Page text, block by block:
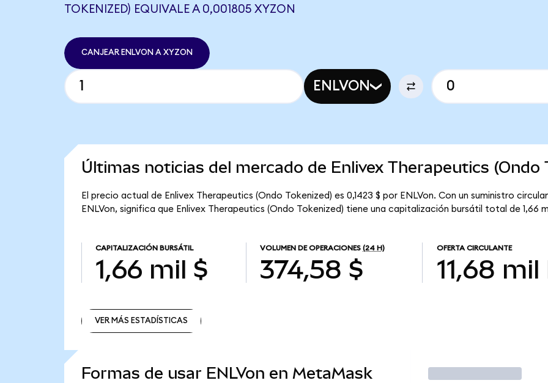
TOKENIZED) EQUIVALE A 0,001805 XYZON
CANJEAR ENLVON A XYZON
ENLVON
Últimas noticias del mercado de Enlivex Therapeutics (Ondo
El precio actual de Enlivex Therapeutics (Ondo Tokenized) es 0,1423 $ por ENLVon. Con un suministro
ENLVon, significa que Enlivex Therapeutics (Ondo Tokenized) tiene una capitalización bursátil total de 1,66
CAPITALIZACIÓN BURSÁTIL
1,66 mil $
VOLUMEN DE OPERACIONES (24 H)
374,58 $
OFERTA CIRCULANTE
11,68 mil
VER MÁS ESTADÍSTICAS
Formas de usar ENLVon en MetaMask Operar